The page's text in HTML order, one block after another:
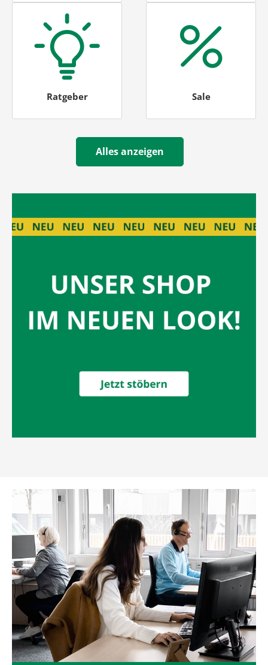
Ratgeber Sale
Alles anzeigen